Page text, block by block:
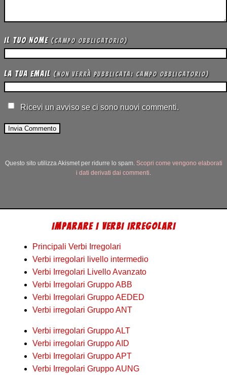
Il tuo Nome (campo obbligatorio)
La tua Email (non verrà pubblicata; campo obbligatorio)
Ricevi un avviso se ci sono nuovi commenti.
Questo sito utilizza Akismet per ridurre lo spam. Scopri come vengono elaborati
i dati derivati dai commenti.
IMPARARE I VERBI IRREGOLARI
Principali Verbi Irregolari
Verbi irregolari livello intermedio
Verbi Irregolari Livello Avanzato
Verbi Irregolari Gruppo ABB
Verbi Irregolari Gruppo AEDED
Verbi irregolari Gruppo ANT
Verbi irregolari Gruppo ALT
Verbi irregolari Gruppo AID
Verbi Irregolari Gruppo APT
Verbi Irregolari Gruppo AUNG